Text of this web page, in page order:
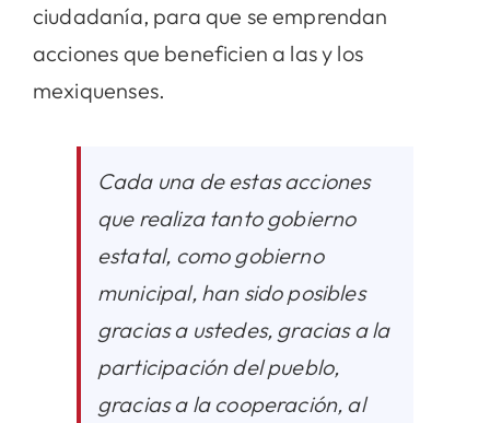
ciudadanía, para que se emprendan
acciones que beneficien a las y los
mexiquenses.
Cada una de estas acciones
que realiza tanto gobierno
estatal, como gobierno
municipal, han sido posibles
gracias a ustedes, gracias a la
participación del pueblo,
gracias a la cooperación, al